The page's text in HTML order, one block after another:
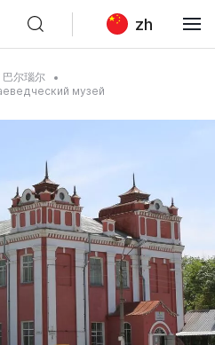
zh
巴尔瑙尔
музей